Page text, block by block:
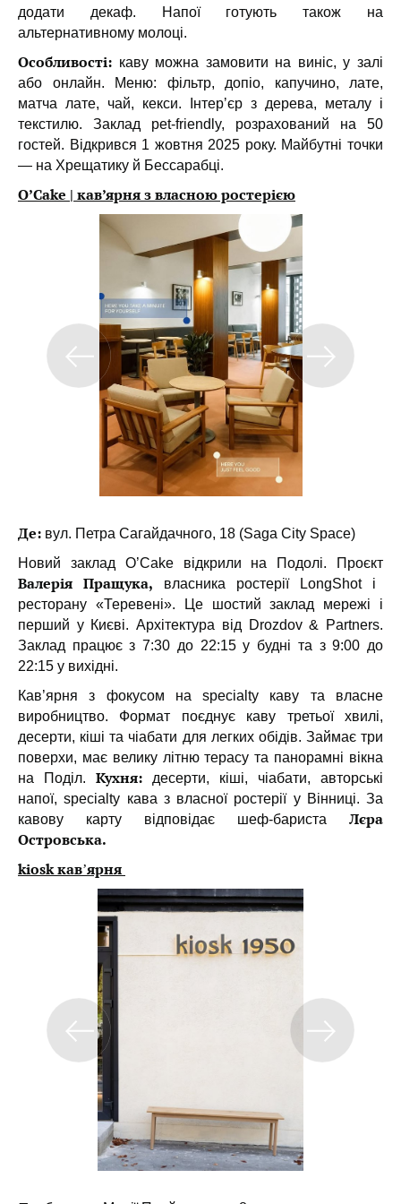
додати декаф. Напої готують також на
альтернативному молоці.
Особливості: каву можна замовити на виніс, у залі
або онлайн. Меню: фільтр, допіо, капучино, лате,
матча лате, чай, кекси. Інтерʼєр з дерева, металу і
текстилю. Заклад pet-friendly, розрахований на 50
гостей. Відкрився 1 жовтня 2025 року. Майбутні точки
— на Хрещатику й Бессарабці.
O’Cake | кав’ярня з власною ростерією
Де: вул. Петра Сагайдачного, 18 (Saga City Space)
Новий заклад O’Cake відкрили на Подолі. Проєкт
Валерія Пращука, власника ростерії LongShot і
ресторану «Теревені». Це шостий заклад мережі і
перший у Києві. Архітектура від Drozdov & Partners.
Заклад працює з 7:30 до 22:15 у будні та з 9:00 до
22:15 у вихідні.
Кав’ярня з фокусом на specialty каву та власне
виробництво. Формат поєднує каву третьої хвилі,
десерти, кіші та чіабати для легких обідів. Займає три
поверхи, має велику літню терасу та панорамні вікна
на Поділ. Кухня:
десерти, кіші, чіабати, авторські
напої, specialty кава з власної ростерії у Вінниці. За
кавову карту відповідає шеф-бариста Лєра
Островська.
kiosk кавʼярня